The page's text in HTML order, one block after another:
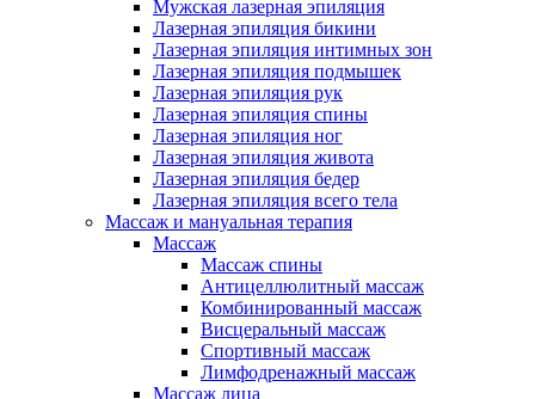
Мужская лазерная эпиляция
Лазерная эпиляция бикини
Лазерная эпиляция интимных зон
Лазерная эпиляция подмышек
Лазерная эпиляция рук
Лазерная эпиляция спины
Лазерная эпиляция ног
Лазерная эпиляция живота
Лазерная эпиляция бедер
Лазерная эпиляция всего тела
Массаж и мануальная терапия
Массаж
Массаж спины
Антицеллюлитный массаж
Комбинированный массаж
Висцеральный массаж
Спортивный массаж
Лимфодренажный массаж
Массаж лица